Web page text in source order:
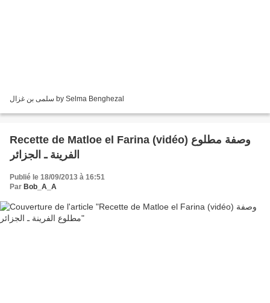
سلمى بن غزال by Selma Benghezal
Recette de Matloe el Farina (vidéo) وصفة مطلوع
الفرينة ـ الجزائر
Publié le 18/09/2013 à 16:51
Par Bob_A_A